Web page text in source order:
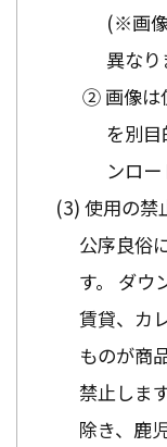
(※画
異なり
② 画像は
を別
ンロー
使用の禁
公序良俗
す。 ダウ
賃貸、カ
ものが商
禁止しま
除き、鹿